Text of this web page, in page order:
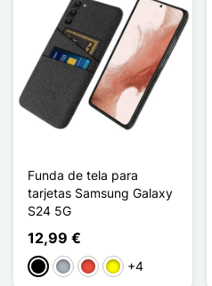
Funda de tela para
tarjetas Samsung Galaxy
S24 5G
12,99 €
NegroGris RojoAmarillo
+4